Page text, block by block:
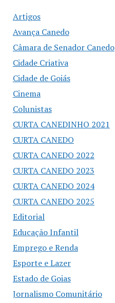
Artigos
Avança Canedo
Câmara de Senador Canedo
Cidade Criativa
Cidade de Goiás
Cinema
Colunistas
CURTA CANEDINHO 2021
CURTA CANEDO
CURTA CANEDO 2022
CURTA CANEDO 2023
CURTA CANEDO 2024
CURTA CANEDO 2025
Editorial
Educação Infantil
Emprego e Renda
Esporte e Lazer
Estado de Goias
Jornalismo Comunitário